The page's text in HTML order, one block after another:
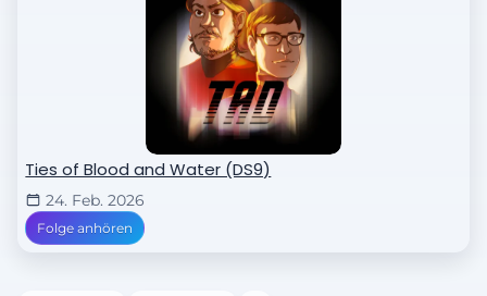
Ties of Blood and Water (DS9)
24. Feb. 2026
Folge anhören